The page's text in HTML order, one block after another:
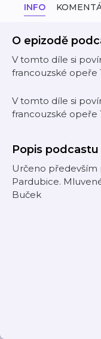
INFO
O epizodě
V tomto díle si
francouzské opeře
V tomto díle si
francouzské opeře
Popis podcastu
Určeno především
Pardubice.
Buček